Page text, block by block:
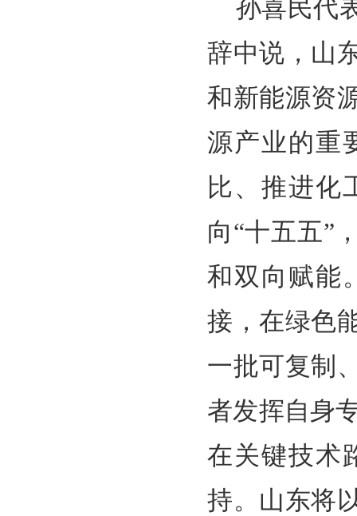
孙喜民代
辞中说，山
和新能源资
源产业的重
比、推进化
向“十五五”
和双向赋能
接，在绿色
一批可复制
者发挥自身
在关键技术
持。山东将